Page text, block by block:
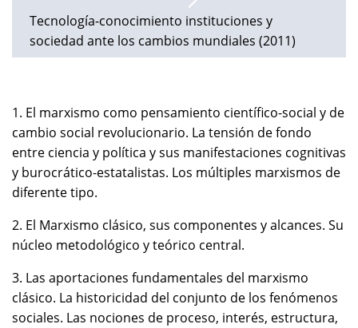
Tecnología-conocimiento instituciones y
sociedad ante los cambios mundiales (2011)
1. El marxismo como pensamiento científico-social y de
cambio social revolucionario. La tensión de fondo
entre ciencia y política y sus manifestaciones cognitivas
y burocrático-estatalistas. Los múltiples marxismos de
diferente tipo.
2. El Marxismo clásico, sus componentes y alcances. Su
núcleo metodológico y teórico central.
3. Las aportaciones fundamentales del marxismo
clásico. La historicidad del conjunto de los fenómenos
sociales. Las nociones de proceso, interés, estructura,